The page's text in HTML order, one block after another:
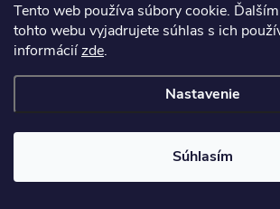
Tento web používa súbory cookie.
tohto webu vyjadrujete súhlas s ich
informáciízde.
Nastavenie
Súhlasím